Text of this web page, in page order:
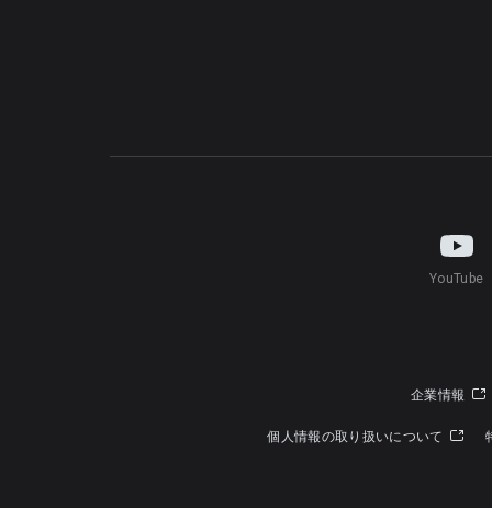
YouTube
企業情報
個人情報の取り扱いについて